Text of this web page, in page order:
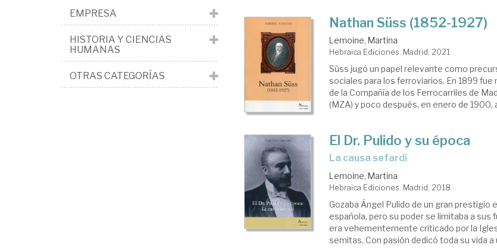
Nathan Süss (1852-1927)
Lemoine, Martina
Hebraica Ediciones. Madrid, 2021
Süss jugó un papel relevante como
sociales para los ferroviarios. En 1899
de la Compañía de los Ferrocarriles de
(MZA) y poco después, en enero de 1900,
El Dr. Pulido y su época
la causa sefardí
Lemoine, Martina
Hebraica Ediciones. Madrid, 2018
Gozaba Ángel Pulido de un gran prestigio
española, pero su poder se limitaba a sus
era vehementemente criticado por la
semitas. Con pasión dedicó toda su vida a
EMPRESA
HISTORIA Y CIENCIAS
HUMANAS
OTRAS CATEGORÍAS